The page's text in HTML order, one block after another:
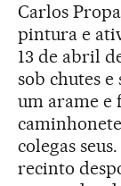
Carlos
pintura e
13 de abril
sob chutes e
um arame e
colegas
recinto